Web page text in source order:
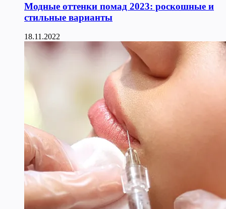
Модные оттенки помад 2023: роскошные и
стильные варианты
18.11.2022